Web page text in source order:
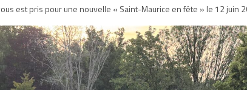
est pris pour une nouvelle « Saint-Maurice en fête » le 12 juin